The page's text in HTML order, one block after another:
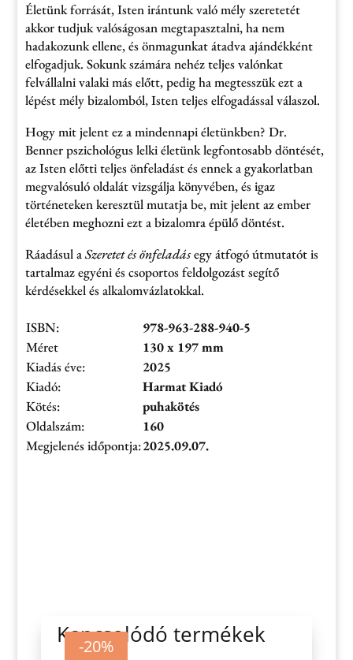
Életünk forrását, Isten irántunk való mély szeretetét
akkor tudjuk valóságosan megtapasztalni, ha nem
hadakozunk ellene, és önmagunkat átadva ajándékként
elfogadjuk. Sokunk számára nehéz teljes valónkat
felvállalni valaki más előtt, pedig ha megtesszük ezt a
lépést mély bizalomból, Isten teljes elfogadással válaszol.
Hogy mit jelent ez a mindennapi életünkben? Dr.
Benner pszichológus lelki életünk legfontosabb döntését,
az Isten előtti teljes önfeladást és ennek a gyakorlatban
megvalósuló oldalát vizsgálja könyvében, és igaz
történeteken keresztül mutatja be, mit jelent az ember
életében meghozni ezt a bizalomra épülő döntést.
Ráadásul aSzeretet és önfeladásegy átfogó útmutatót is
tartalmaz egyéni és csoportos feldolgozást segítő
kérdésekkel és alkalomvázlatokkal.
ISBN:
978-963-288-940-5
Méret
130 x 197 mm
Kiadás éve:
2025
Kiadó:
Harmat Kiadó
Kötés:
puhakötés
Oldalszám:
160
Megjelenés időpontja:2025.09.07.
Kapcsolódó termékek
-10%
-20%